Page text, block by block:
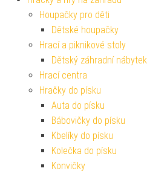
Houpačky pro děti
Dětské houpačky
Hrací a piknikové stoly
Dětský záhradní nábytek
Hrací centra
Hračky do písku
Auta do písku
Bábovičky do písku
Kbelíky do písku
Kolečka do písku
Konvičky